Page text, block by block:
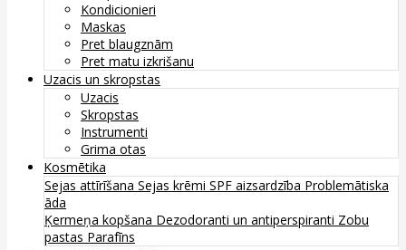
Kondicionieri
Maskas
Pret blaugznām
Pret matu izkrišanu
Uzacis un skropstas
Uzacis
Skropstas
Instrumenti
Grima otas
Kosmētika
Sejas attīrīšana Sejas krēmi SPF aizsardzība Problemātiska
āda
Ķermeņa kopšana Dezodoranti un antiperspiranti Zobu
pastas Parafīns